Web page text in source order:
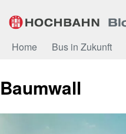
Inhalt
Home Bus in Zukunft
Baumwall